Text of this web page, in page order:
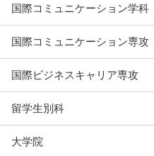
国際コミュニケーション学科
国際コミュニケーション専攻
国際ビジネスキャリア専攻
留学生別科
大学院